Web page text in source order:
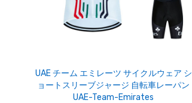
UAE チーム エミレーツ サイクルウェア シ
ョートスリーブジャージ 自転車レーパン
UAE-Team-Emirates